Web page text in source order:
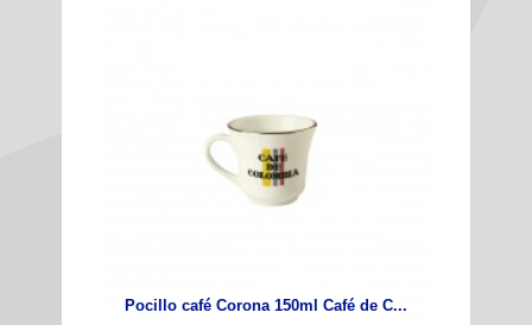
Pocillo café Corona 150ml Café de C...